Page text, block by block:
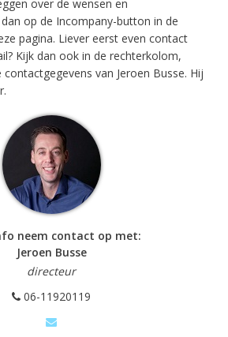
over de wensen en
op de Incompany-button in de
pagina. Liever eerst even contact
Kijk dan ook in de rechterkolom,
van Jeroen Busse. Hij
neem contact op met:
Jeroen Busse
directeur
06-11920119